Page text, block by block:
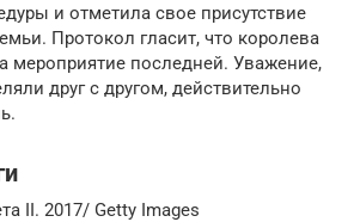
и отметила свое присутствие
Протокол гласит, что королева
мероприятие последней. Уважение,
друг с другом, действительно
II. 2017/ Getty Images